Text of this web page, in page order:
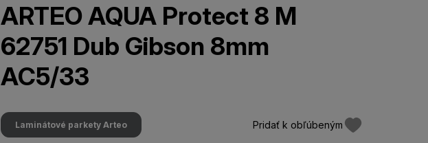
ARTEO AQUA Protect 8 M
62751 Dub Gibson 8mm
AC5/33
Laminátové parkety Arteo Pridať k obľúbeným